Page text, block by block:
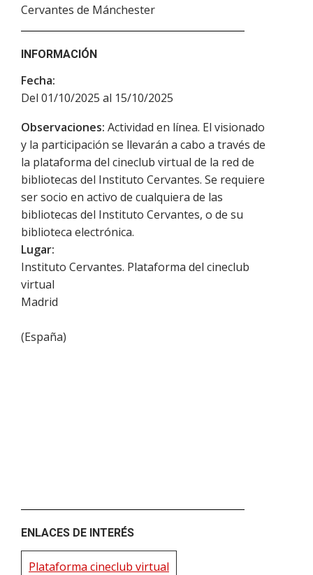
Cervantes de Mánchester
INFORMACIÓN
Fecha:
Del 01/10/2025 al 15/10/2025
Observaciones: Actividad en línea. El visionado
y la participación se llevarán a cabo a través de
la plataforma del cineclub virtual de la red de
bibliotecas del Instituto Cervantes. Se requiere
ser socio en activo de cualquiera de las
bibliotecas del Instituto Cervantes, o de su
biblioteca electrónica.
Lugar:
Instituto Cervantes. Plataforma del cineclub
virtual
Madrid
(España)
ENLACES DE INTERÉS
Plataforma cineclub virtual